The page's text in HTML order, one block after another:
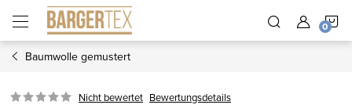
Inhalt
springen
Baumwolle gemustert
Nicht bewertet Bewertungsdetails